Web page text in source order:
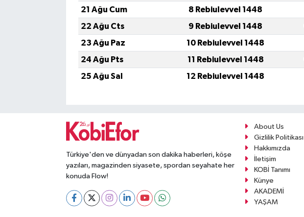
21 Ağu Cum
8 Rebiulevvel 1448
22 Ağu Cts
9 Rebiulevvel 1448
23 Ağu Paz
10 Rebiulevvel 1448
24 Ağu Pts
11 Rebiulevvel 1448
25 Ağu Sal
12 Rebiulevvel 1448
Türkiye'den ve dünyadan son dakika haberleri, köşe
yazıları, magazinden siyasete, spordan seyahate her
konuda Flow!
About Us
Gizlilik Politikası
Hakkımızda
İletişim
KOBİ Tanımı
Künye
AKADEMİ
YAŞAM